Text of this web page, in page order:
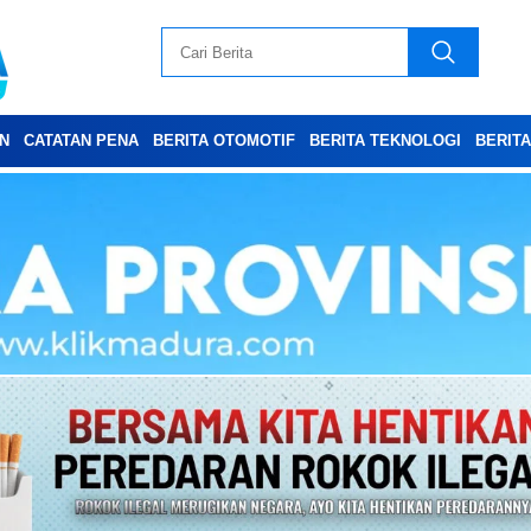
CATATAN PENA BERITA OTOMOTIF BERITA TEKNOLOGI